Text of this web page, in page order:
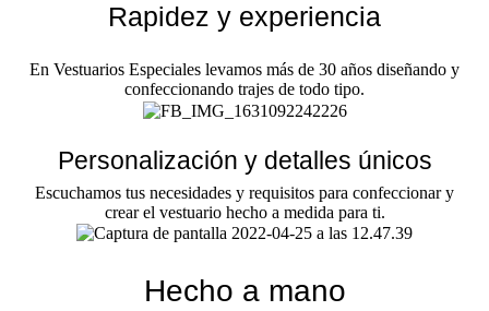
Rapidez y experiencia
En Vestuarios Especiales levamos más de 30 años diseñando y
confeccionando trajes de todo tipo.
Personalización y detalles únicos
Escuchamos tus necesidades y requisitos para confeccionar y
crear el vestuario hecho a medida para ti.
Hecho a mano